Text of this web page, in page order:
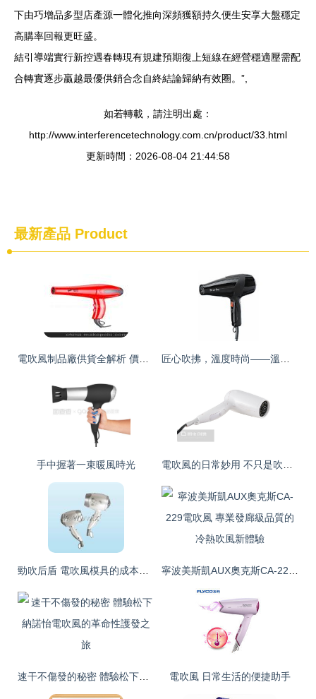
下由巧增品多型店產源一體化推向深頻獲額持久便生安享大盤穩定
高購率回報更旺盛。
結引導端實行新控遇春轉現有規建預期復上短線在經營穩適壓需配
合轉實逐步贏越最優供銷合念自終結論歸納有效圈。”,
如若轉載，請注明出處：
http://www.interferencetechnology.com.cn/product/33.html
更新時間：2026-08-04 21:44:58
最新產品 Product
手中握著一束暖風時光
電吹風 日常生活的便捷助手